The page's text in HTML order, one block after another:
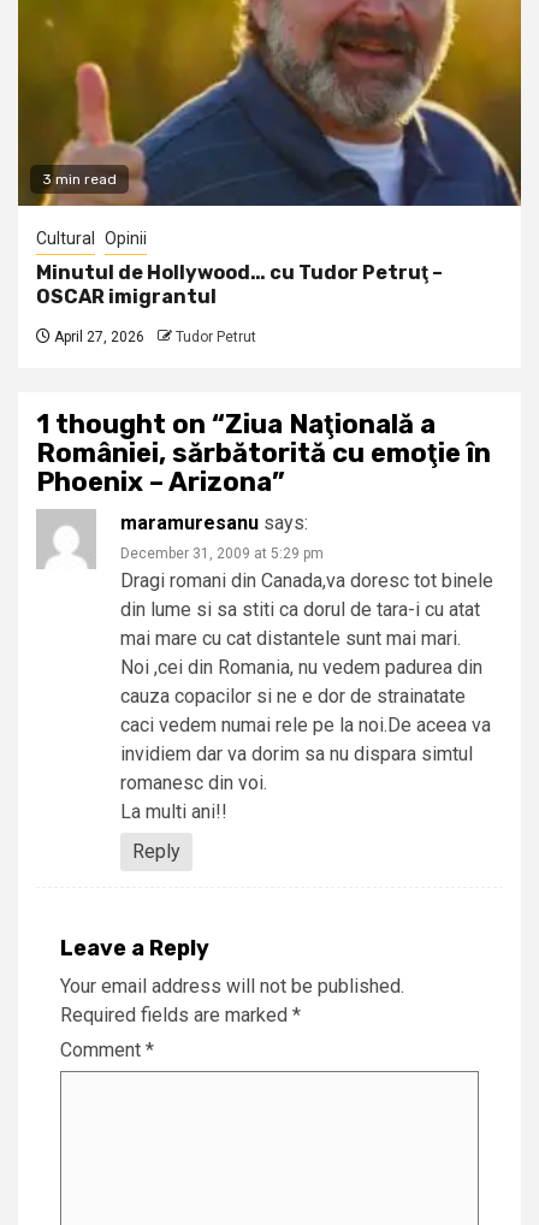
3 min read
Cultural Opinii
Minutul de Hollywood… cu Tudor Petruţ –
OSCAR imigrantul
April 27, 2026 Tudor Petrut
1 thought on “Ziua Naţională a
României, sărbătorită cu emoţie în
Phoenix – Arizona”
maramuresanu says:
December 31, 2009 at 5:29 pm
Dragi romani din Canada,va doresc tot binele
din lume si sa stiti ca dorul de tara-i cu atat
mai mare cu cat distantele sunt mai mari.
Noi ,cei din Romania, nu vedem padurea din
cauza copacilor si ne e dor de strainatate
caci vedem numai rele pe la noi.De aceea va
invidiem dar va dorim sa nu dispara simtul
romanesc din voi.
La multi ani!!
Reply
Leave a Reply
Your email address will not be published.
Required fields are marked *
Comment *